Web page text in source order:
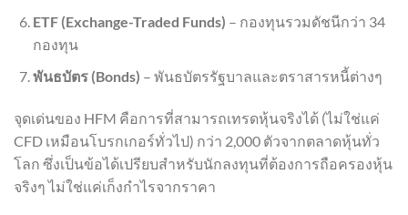
ETF (Exchange-Traded Funds) – กองทุนรวมดัชนีกว่า 34
กองทุน
พันธบัตร (Bonds) – พันธบัตรรัฐบาลและตราสารหนี้ต่างๆ
จุดเด่นของ HFM คือการที่สามารถเทรดหุ้นจริงได้ (ไม่ใช่แค่
CFD เหมือนโบรกเกอร์ทั่วไป) กว่า 2,000 ตัวจากตลาดหุ้นทั่ว
โลก ซึ่งเป็นข้อได้เปรียบสำหรับนักลงทุนที่ต้องการถือครองหุ้น
จริงๆ ไม่ใช่แค่เก็งกำไรจากราคา